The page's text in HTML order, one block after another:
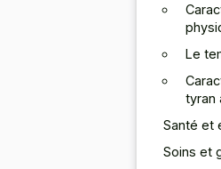
Le
tyran
Santé et
Soins et